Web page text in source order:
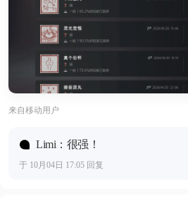
来自移动用户
Limi：很强！
于 10月04日 17:05 回复